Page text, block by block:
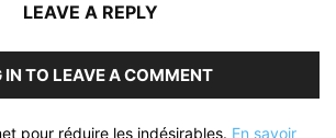
LEAVE A REPLY
IN TO LEAVE A COMMENT
pour réduire les indésirables. En savoir